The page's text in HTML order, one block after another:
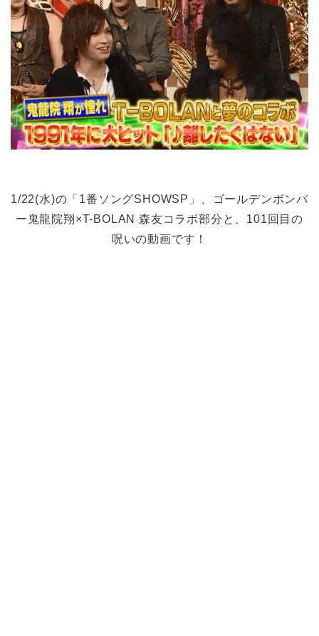
1/22(水)の「1番ソングSHOWSP」、ゴールデンボンバ
ー鬼龍院翔×T-BOLAN 森友コラボ部分と、101回目の
呪いの動画です！